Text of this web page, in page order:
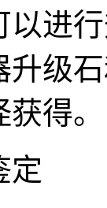
以进
升级
得。
定